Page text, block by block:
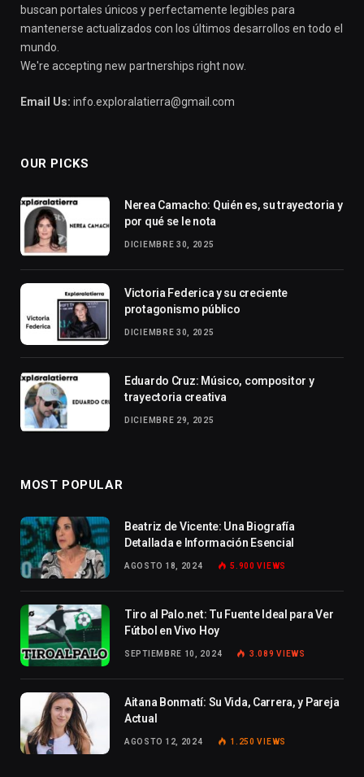
buscan portales únicos y perfectamente legibles para
mantenerse actualizados con los últimos desarrollos en todo el
mundo.
We're accepting new partnerships right now.
Email Us: info.exploralatierra@gmail.com
OUR PICKS
Nerea Camacho: Quién es, su trayectoria y
por qué se le nota
DICIEMBRE 30, 2025
Victoria Federica y su creciente
protagonismo público
DICIEMBRE 30, 2025
Eduardo Cruz: Músico, compositor y
trayectoria creativa
DICIEMBRE 29, 2025
MOST POPULAR
Beatriz de Vicente: Una Biografía
Detallada e Información Esencial
AGOSTO 18, 2024 5.900VIEWS
Tiro al Palo.net: Tu Fuente Ideal para Ver
Fútbol en Vivo Hoy
SEPTIEMBRE 10, 2024 3.089VIEWS
Aitana Bonmatí: Su Vida, Carrera, y Pareja
Actual
AGOSTO 12, 2024 1.250VIEWS